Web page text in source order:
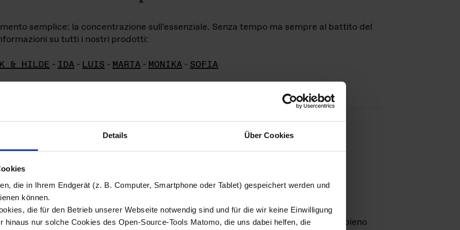
Details Über Cookies
die in Ihrem Endgerät (z. B. Computer, Smartphone oder Tablet) gespeichert werden und
können.
die für den Betrieb unserer Webseite notwendig sind und für die wir keine Einwilligung
hinaus nur solche Cookies des Open-Source-Tools Matomo, die uns dabei helfen, die
semplice: la concentrazione sull'essenziale. Senza tempo ma sempre al battito del
su tutti i nostri prodotti:
& HILDE - IDA - LUIS - MARTA - MONIKA - SOFIA
di immagini
materiale fotografico sono detenuti daDas ganze LebenGmbH e rimangono in pieno